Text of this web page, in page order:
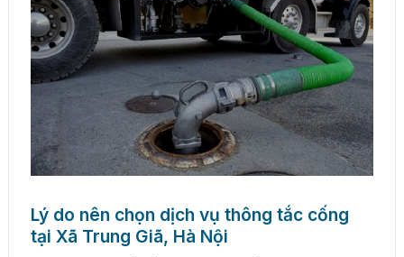
Lý do nên chọn dịch vụ thông tắc cống
tại Xã Trung Giã, Hà Nội